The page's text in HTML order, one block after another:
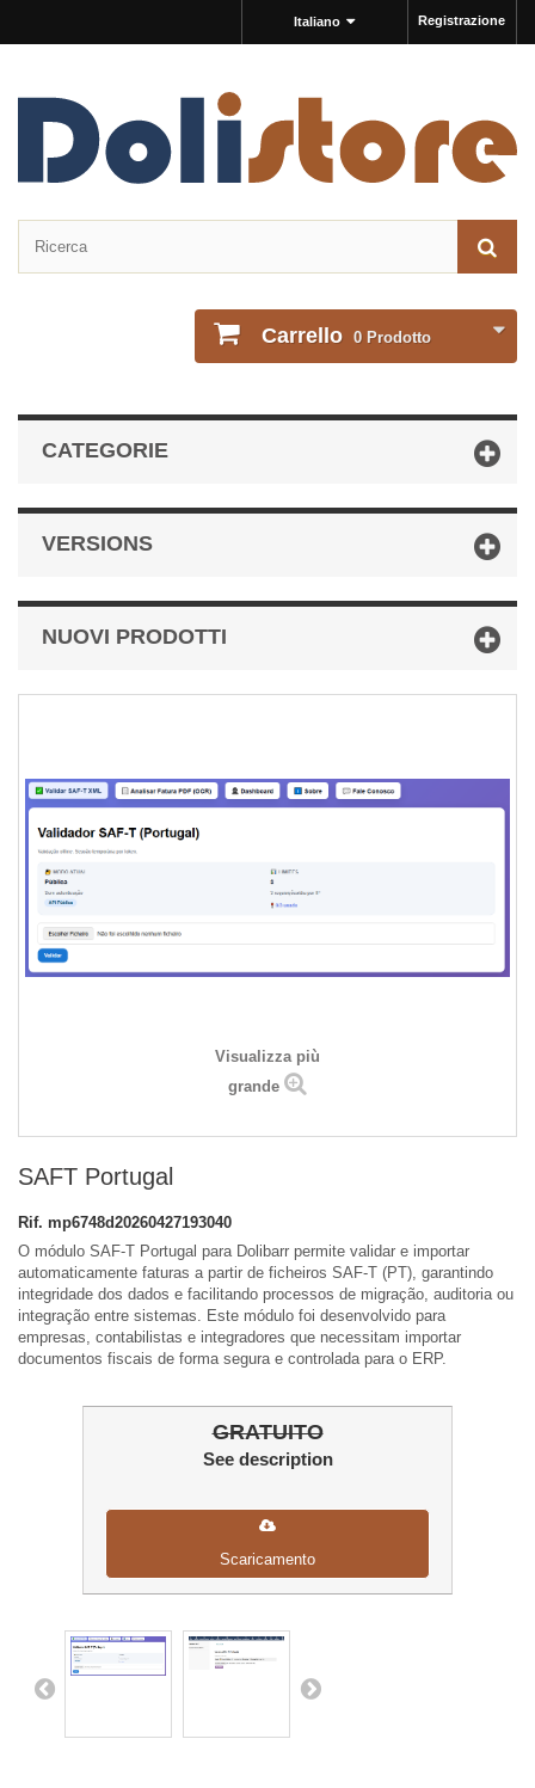
Registrazione
Italiano
Carrello 0 Prodotto
CATEGORIE
VERSIONS
NUOVI PRODOTTI
Visualizza più
grande
SAFT Portugal
Rif. mp6748d20260427193040
O módulo SAF-T Portugal para Dolibarr permite validar e importar
automaticamente faturas a partir de ficheiros SAF-T (PT), garantindo
integridade dos dados e facilitando processos de migração, auditoria ou
integração entre sistemas. Este módulo foi desenvolvido para
empresas, contabilistas e integradores que necessitam importar
documentos fiscais de forma segura e controlada para o ERP.
GRATUITO
See description
Scaricamento